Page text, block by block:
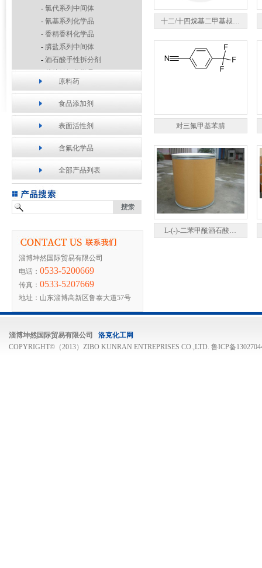
- 氯代系列中间体
- 氰基系列化学品
- 香精香料化学品
- 膦盐系列中间体
- 酒石酸手性拆分剂
-其他精细化学品
原料药
食品添加剂
表面活性剂
含氟化学品
全部产品列表
淄博坤然国际贸易有限公司
电话： 0533-5200669
传真： 0533-5207669
地址：山东淄博高新区鲁泰大道57号
十二/十四烷基二甲基叔…
对三氟甲基苯腈
L-(-)-二苯甲酰酒石酸…
淄博坤然国际贸易有限公司
洛克化工网
COPYRIGHT©（2013）ZIBO KUNRAN ENTREPRISES CO.,LTD. 鲁ICP备